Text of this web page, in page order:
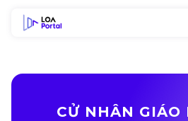
CỬ NHÂN GIÁO